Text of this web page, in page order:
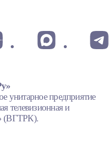
унитарное предприятие
телевизионная и
(ВГТРК).